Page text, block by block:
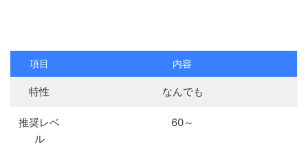
項目 内容
特性 なんでも
推奨レベ
ル
60～